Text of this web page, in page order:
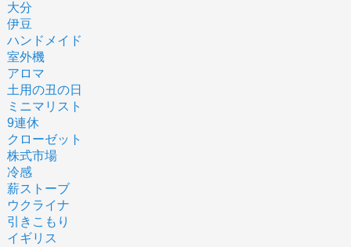
大分
伊豆
ハンドメイド
室外機
アロマ
土用の丑の日
ミニマリスト
9連休
クローゼット
株式市場
冷感
薪ストーブ
ウクライナ
引きこもり
イギリス